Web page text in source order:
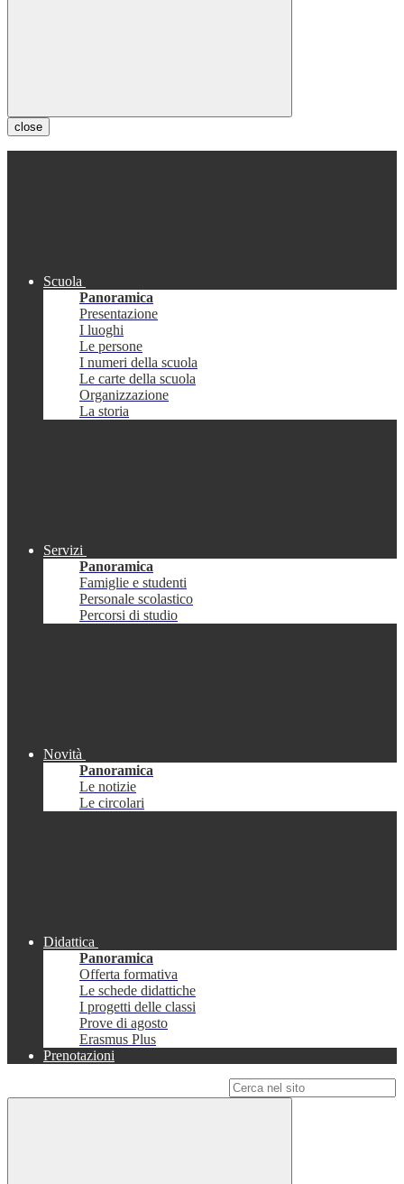
close
Scuola
Panoramica
Presentazione
I luoghi
Le persone
I numeri della scuola
Le carte della scuola
Organizzazione
La storia
Servizi
Panoramica
Famiglie e studenti
Personale scolastico
Percorsi di studio
Novità
Panoramica
Le notizie
Le circolari
Didattica
Panoramica
Offerta formativa
Le schede didattiche
I progetti delle classi
Prove di agosto
Erasmus Plus
Prenotazioni